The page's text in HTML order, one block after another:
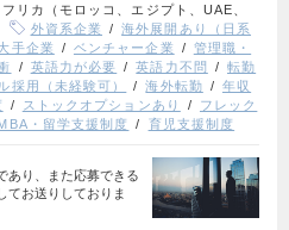
リカ（モロッコ、エジプト、UAE、
外資系企業
海外展開あり（日系
手企業 ベンチャー企業
管理職・
英語力が必要 英語力不問
転勤
採用（未経験可） 海外転勤
年収
ストックオプションあり
フレック
・留学支援制度 育児支援制度
あり、また応募できる
てお送りしておりま